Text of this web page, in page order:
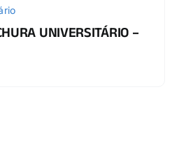
UNIVERSITÁRIO –